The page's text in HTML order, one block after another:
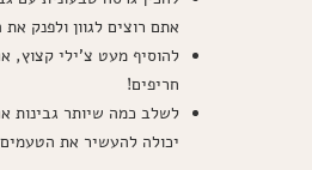
אתם רוצים לגוון ולפנק
להוסיף מעט צ'ילי קצוץ,
חריפים!
לשלב כמה שיותר גבינות
יכולה להעשיר את